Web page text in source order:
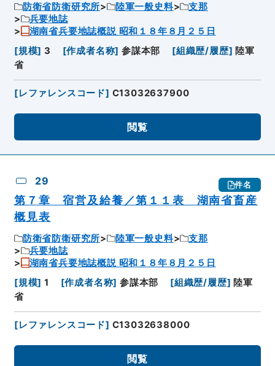
防衛省防衛研究所 陸軍一般史料
支那
兵要地誌
湖南省兵要地誌概説 昭和１８年８月２５日
[規模] 3 [作成者名称] 参謀本部 [組織歴/履歴] 陸軍
省
[レファレンスコード] C13032637900
閲覧
29 件名
第７章 宿営及給養／第１１表 湖南省畜産
概見表
防衛省防衛研究所 陸軍一般史料
支那
兵要地誌
湖南省兵要地誌概説 昭和１８年８月２５日
[規模] 1 [作成者名称] 参謀本部 [組織歴/履歴] 陸軍
省
[レファレンスコード] C13032638000
閲覧